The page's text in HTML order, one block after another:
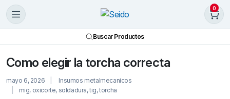
0
Buscar Productos
Como elegir la torcha correcta
mayo 6, 2026
Insumos metalmecanicos
mig, oxicorte, soldadura,tig,torcha